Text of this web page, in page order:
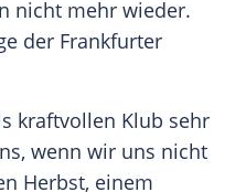
nicht mehr wieder.
der Frankfurter
kraftvollen Klub sehr
wenn wir uns nicht
Herbst, einem